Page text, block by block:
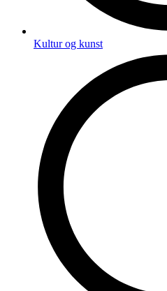
Kultur og kunst